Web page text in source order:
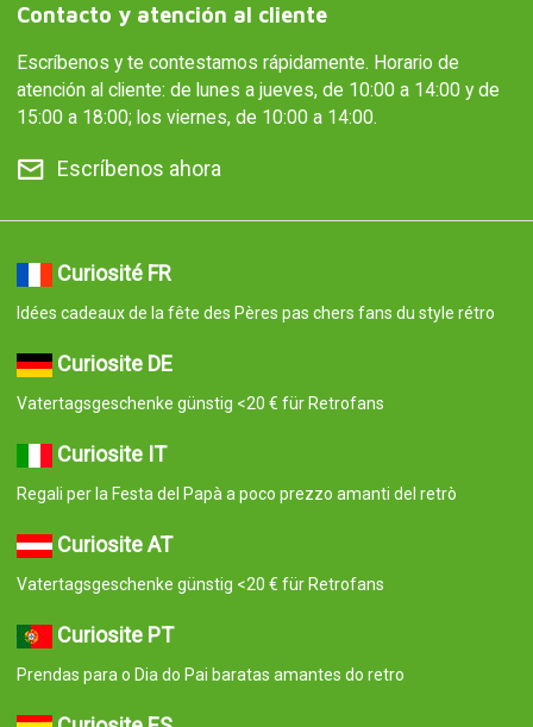
Contacto y atención al cliente
Escríbenos y te contestamos rápidamente. Horario de
atención al cliente: de lunes a jueves, de 10:00 a 14:00 y de
15:00 a 18:00; los viernes, de 10:00 a 14:00.
Escríbenos ahora
Curiosité FR
Idées cadeaux de la fête des Pères pas chers fans du style rétro
Curiosite DE
Vatertagsgeschenke günstig <20 € für Retrofans
Curiosite IT
Regali per la Festa del Papà a poco prezzo amanti del retrò
Curiosite AT
Vatertagsgeschenke günstig <20 € für Retrofans
Curiosite PT
Prendas para o Dia do Pai baratas amantes do retro